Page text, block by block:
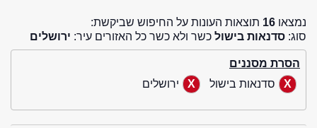
נמצאו 16 תוצאות העונות על החיפוש שביקשת:
סוג: סדנאות בישול כשר ולא כשר כל האזורים עיר: ירושלים
הסרת מסננים
סדנאות בישול
ירושלים